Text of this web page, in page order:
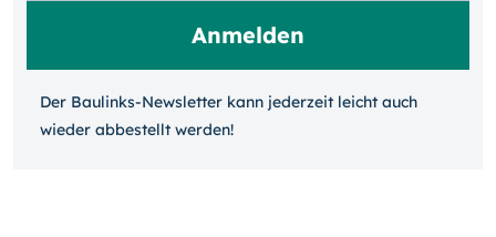
Der Baulinks-Newsletter kann jeder­zeit leicht auch
wieder ab­bestellt werden!